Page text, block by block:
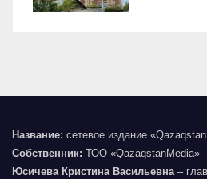
Название: сетевое издание
Собственник: ТОО «QazaqstanMedia»
Юсичева Кристина Васильевна–